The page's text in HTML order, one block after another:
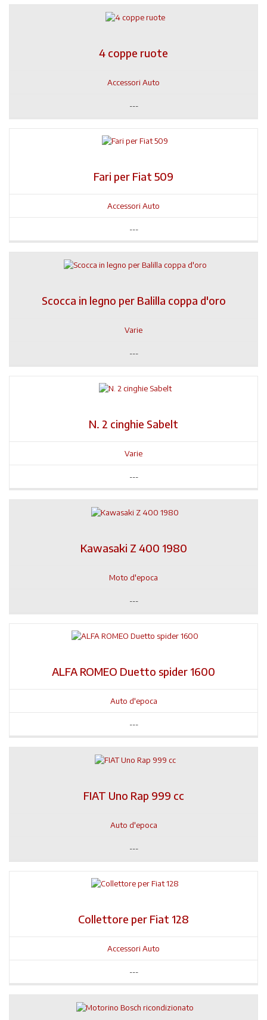
4 coppe ruote
Accessori Auto
---
Fari per Fiat 509
Accessori Auto
---
Scocca in legno per Balilla coppa d'oro
Varie
---
N. 2 cinghie Sabelt
Varie
---
Kawasaki Z 400 1980
Moto d'epoca
---
ALFA ROMEO Duetto spider 1600
Auto d'epoca
---
FIAT Uno Rap 999 cc
Auto d'epoca
---
Collettore per Fiat 128
Accessori Auto
---